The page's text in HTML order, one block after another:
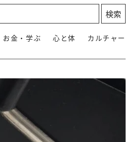
お金・学ぶ 心と体 カルチャー